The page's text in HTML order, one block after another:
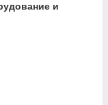
и